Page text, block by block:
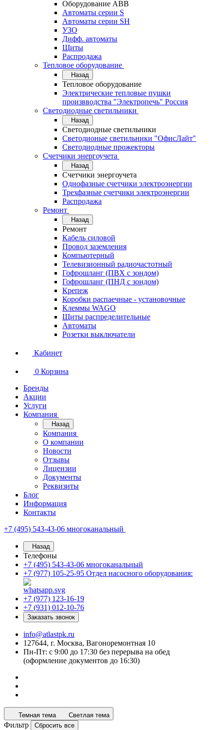
Оборудование АВВ
Автоматы серии S
Автоматы серии SH
УЗО
Дифф. автоматы
Щиты
Распродажа
Тепловое оборудование
Назад
Тепловое оборудование
Электрические тепловые пушки
произвводства "Электропечь" Россия
Светодиодные светильники
Назад
Светодиодные светильники
Светодионые светильники "ОфисЛайт"
Светодиодные прожекторы
Счетчики энергоучета
Назад
Счетчики энергоучета
Однофазные счетчики электроэнергии
Трехфазные счетчики электроэнергии
Распродажа
Ремонт
Назад
Ремонт
Кабель силовой
Провод заземления
Компьютерный
Телевизионный радиочастотный
Гофрошланг (ПВХ с зондом)
Гофрошланг (ПНД с зондом)
Крепеж
Коробки распаечные - установочные
Клеммы WAGO
Щиты распределительные
Автоматы
Розетки выключатели
Кабинет
0 Корзина
Бренды
Акции
Услуги
Компания
Назад
Компания
О компании
Новости
Отзывы
Лицензии
Документы
Реквизиты
Блог
Информация
Контакты
+7 (495) 543-43-06 многоканальный
Назад
Телефоны
+7 (495) 543-43-06 многоканальный
+7 (977) 105-25-95 Отдел насосного оборудования:
+7 (977) 123-16-19
+7 (931) 012-10-76
Заказать звонок
info@atlastpk.ru
127644, г. Москва, Вагоноремонтная 10
Пн-Пт: с 9:00 до 17:30 без перерыва на обед
(оформление документов до 16:30)
Темная тема Светлая тема
Фильтр Сбросить все